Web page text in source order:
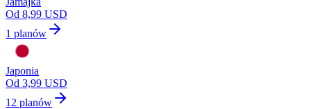
Od 8,99 USD
1 planów
Japonia
Od 3,99 USD
12 planów